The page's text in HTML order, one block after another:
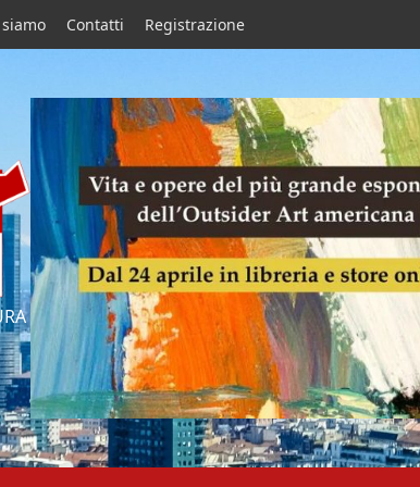
Contatti Registrazione